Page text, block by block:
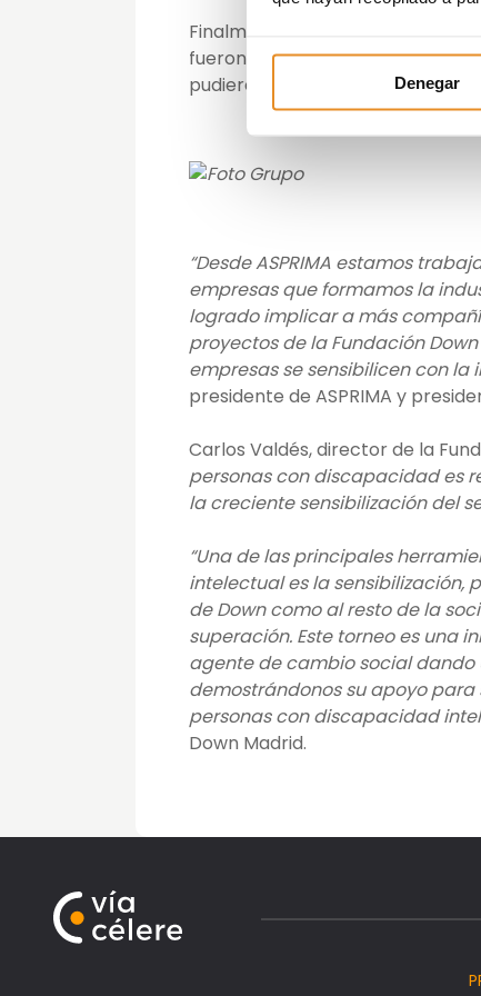
Denegar
Finalmente, el equipo vencedor
fueron los chicos y chicas con
pudieron disfrutar de un día de
“Desde ASPRIMA estamos
empresas que formamos la
logrado implicar a más
proyectos de la Fundación
empresas se sensibilicen con la
presidente de ASPRIMA y
Carlos Valdés, director de la
personas con discapacidad es
la creciente sensibilización del
“Una de las principales
intelectual es la sensibilización,
de Down como al resto de la
superación. Este torneo es una
agente de cambio social
demostrándonos su apoyo
personas con discapacidad
Down Madrid.